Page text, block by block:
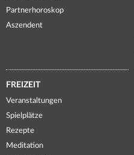
Partnerhoroskop
Aszendent
FREIZEIT
Veranstaltungen
Spielplätze
Rezepte
Meditation